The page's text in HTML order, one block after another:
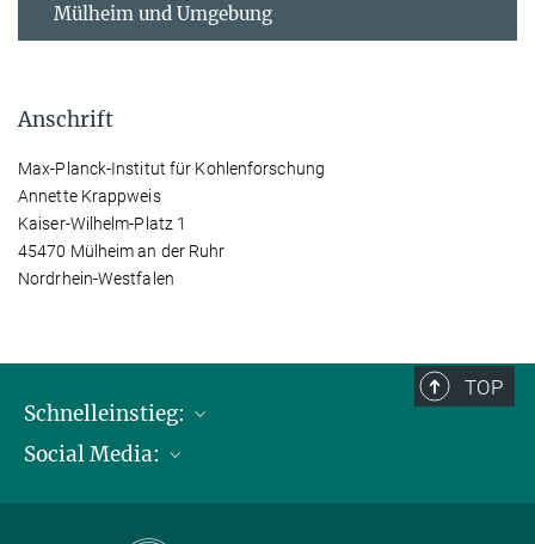
Mülheim und Umgebung
Anschrift
Max-Planck-Institut für Kohlenforschung
Annette Krappweis
Kaiser-Wilhelm-Platz 1
45470 Mülheim an der Ruhr
Nordrhein-Westfalen
TOP
Schnelleinstieg:
Publikationen
Kontakt und Anfahrtsbeschreibung
Social Media: